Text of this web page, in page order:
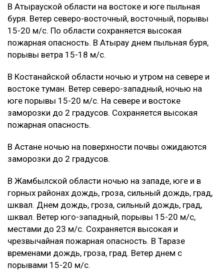
В Атырауской области на востоке и юге пыльная
буря. Ветер северо-восточный, восточный, порывы
15-20 м/с. По области сохраняется высокая
пожарная опасность. В Атырау днем пыльная буря,
порывы ветра 15-18 м/с.
В Костанайской области ночью и утром на севере и
востоке туман. Ветер северо-западный, ночью на
юге порывы 15-20 м/с. На севере и востоке
заморозки до 2 градусов. Сохраняется высокая
пожарная опасность.
В Астане ночью на поверхности почвы ожидаются
заморозки до 2 градусов.
В Жамбылской области ночью на западе, юге и в
горных районах дождь, гроза, сильный дождь, град,
шквал. Днем дождь, гроза, сильный дождь, град,
шквал. Ветер юго-западный, порывы 15-20 м/с,
местами до 23 м/с. Сохраняется высокая и
чрезвычайная пожарная опасность. В Таразе
временами дождь, гроза, град. Ветер днем с
порывами 15-20 м/с.